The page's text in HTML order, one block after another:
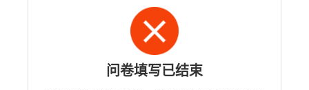
问卷填写已结束